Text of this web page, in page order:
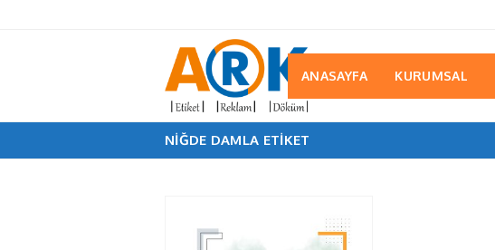
ANASAYFA KURUMSAL
NIĞDE DAMLA ETIKET